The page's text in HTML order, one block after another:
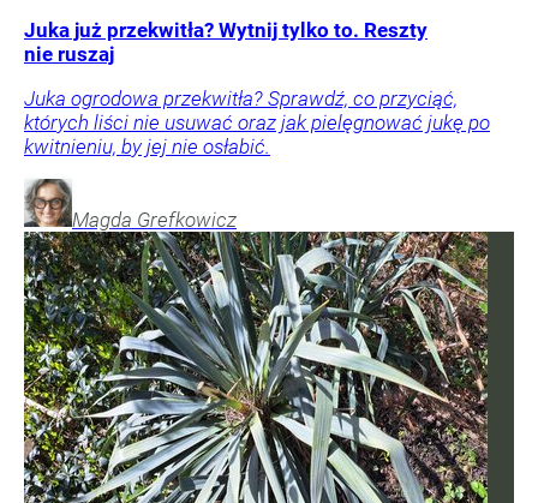
Juka już przekwitła? Wytnij tylko to. Reszty
nie ruszaj
Juka ogrodowa przekwitła? Sprawdź, co przyciąć,
których liści nie usuwać oraz jak pielęgnować jukę po
kwitnieniu, by jej nie osłabić.
Magda Grefkowicz